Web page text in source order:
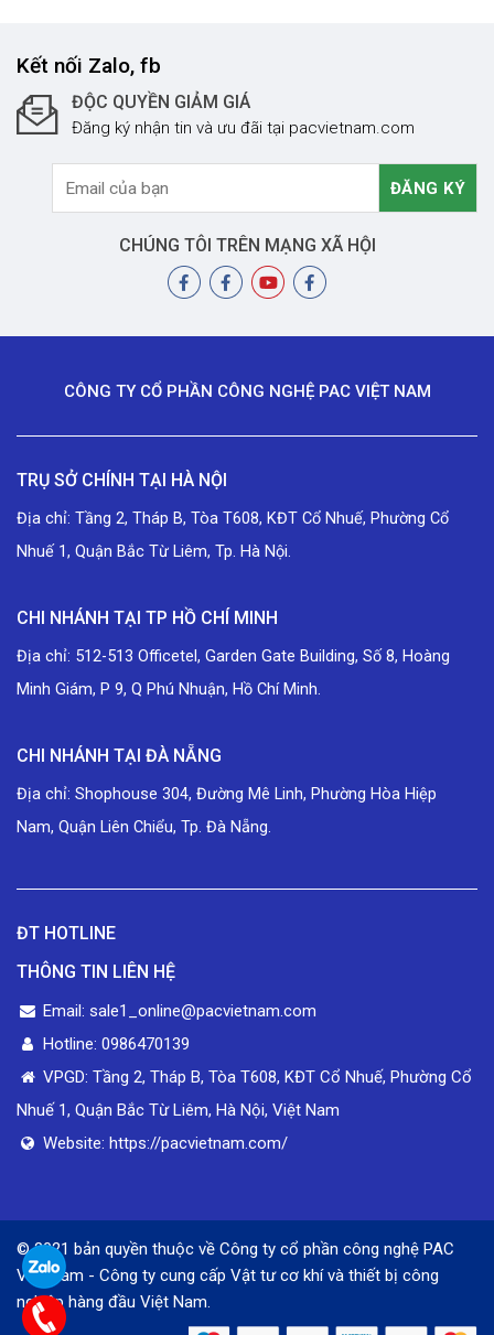
Kết nối Zalo, fb
ĐỘC QUYỀN GIẢM GIÁ
Đăng ký nhận tin và ưu đãi tại pacvietnam.com
CHÚNG TÔI TRÊN MẠNG XÃ HỘI
CÔNG TY CỔ PHẦN CÔNG NGHỆ PAC VIỆT NAM
TRỤ SỞ CHÍNH TẠI HÀ NỘI
Địa chỉ: Tầng 2, Tháp B, Tòa T608, KĐT Cổ Nhuế, Phường Cổ
Nhuế 1, Quận Bắc Từ Liêm, Tp. Hà Nội.
CHI NHÁNH TẠI TP HỒ CHÍ MINH
Địa chỉ: 512-513 Officetel, Garden Gate Building, Số 8, Hoàng
Minh Giám, P 9, Q Phú Nhuận, Hồ Chí Minh.
CHI NHÁNH TẠI ĐÀ NẴNG
Địa chỉ: Shophouse 304, Đường Mê Linh, Phường Hòa Hiệp
Nam, Quận Liên Chiểu, Tp. Đà Nẵng.
ĐT HOTLINE
THÔNG TIN LIÊN HỆ
Email: sale1_online@pacvietnam.com
Hotline: 0986470139
VPGD: Tầng 2, Tháp B, Tòa T608, KĐT Cổ Nhuế, Phường Cổ
Nhuế 1, Quận Bắc Từ Liêm, Hà Nội, Việt Nam
Website: https://pacvietnam.com/
© 2021 bản quyền thuộc về Công ty cổ phần công nghệ PAC
Việt Nam - Công ty cung cấp Vật tư cơ khí và thiết bị công
nghiệp hàng đầu Việt Nam.